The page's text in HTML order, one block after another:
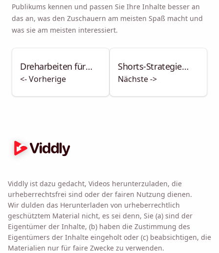
Publikums kennen und passen Sie Ihre Inhalte besser an
das an, was den Zuschauern am meisten Spaß macht und
was sie am meisten interessiert.
Dreharbeiten für
Kurzfilme
(Dreharbeiten)
<- Vorherige
Shorts-Strategie
(Planung)
Nächste ->
Viddly ist dazu gedacht, Videos herunterzuladen, die
urheberrechtsfrei sind oder der fairen Nutzung dienen.
Wir dulden das Herunterladen von urheberrechtlich
geschütztem Material nicht, es sei denn, Sie (a) sind der
Eigentümer der Inhalte, (b) haben die Zustimmung des
Eigentümers der Inhalte eingeholt oder (c) beabsichtigen, die
Materialien nur für faire Zwecke zu verwenden.